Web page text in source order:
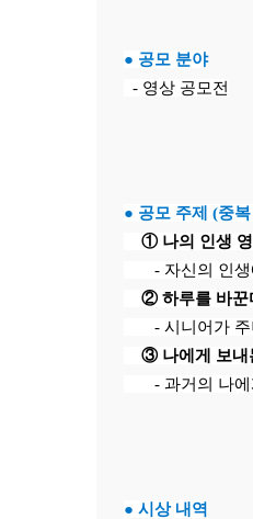
● 공모 분야
- 영상 공모전
● 공모 주제 (중
① 나의 인생
- 자신의 인생
② 하루를 바꾼
- 시니어가 주
③ 나에게 보내
- 과거의 나에
● 시상 내역